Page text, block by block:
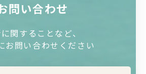
問い合わせ
関することなど、
お問い合わせください